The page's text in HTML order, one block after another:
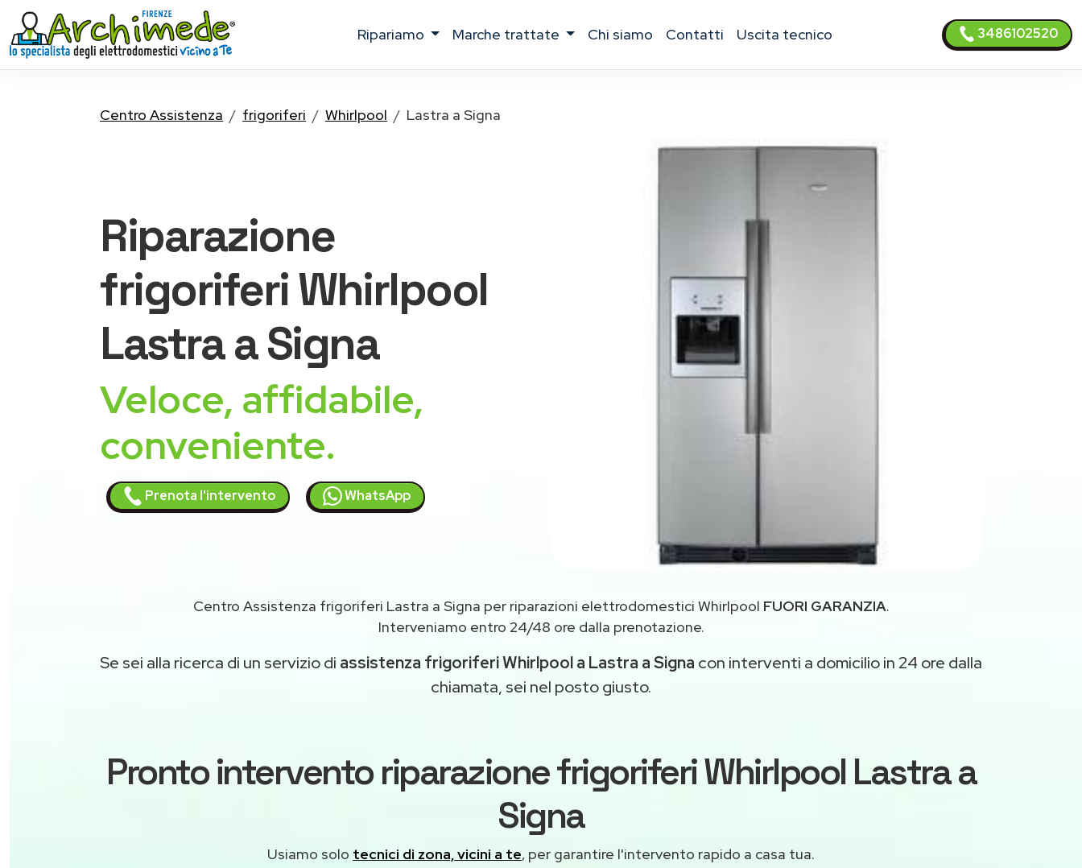
ripariamo marche trattate chi siamo contatti uscita tecnico 3486102520
Centro Assistenza frigoriferi Whirlpool Lastra a Signa
Riparazione
frigoriferi Whirlpool
Lastra a Signa
Veloce, affidabile,
conveniente.
Prenota l'intervento WhatsApp
Centro Assistenza frigoriferi Lastra a Signa per riparazioni elettrodomestici Whirlpool FUORI GARANZIA.
Interveniamo entro 24/48 ore dalla prenotazione.
Se sei alla ricerca di un servizio di assistenza frigoriferi Whirlpool a Lastra a Signa con interventi a domicilio in 24 ore dalla
chiamata, sei nel posto giusto.
Pronto intervento riparazione frigoriferi Whirlpool Lastra a
Signa
Usiamo solo tecnici di zona, vicini a te, per garantire l'intervento rapido a casa tua.